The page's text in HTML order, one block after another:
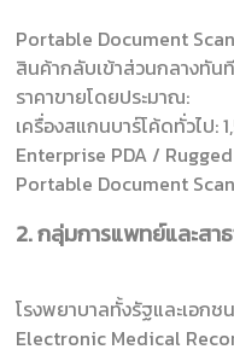
Portable Document
สินค้ากลับเข้าส่วนกลางทันที
ราคาขายโดยประมาณ:
เครื่องสแกนบาร์โค้ดทั่วไป:
Enterprise PDA /
Portable Document
2. กลุ่มการแพทย์และส
โรงพยาบาลทั้งรัฐและเอกช
Electronic Medical